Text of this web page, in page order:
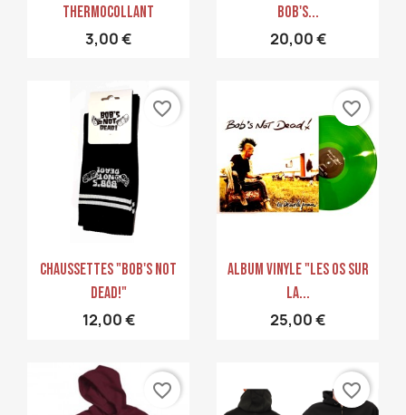
Thermocollant
3,00 €
Bob's...
20,00 €
Aperçu rapide
Chaussettes "Bob's NoT
Dead!"
12,00 €
favorite_border
Aperçu rapide
Album Vinyle "Les Os Sur
La...
25,00 €
favorite_border
favorite_border favorite_border